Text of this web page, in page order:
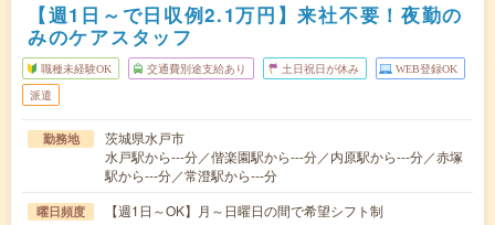
【週1日～で日収例2.1万円】来社不要！夜勤の
みのケアスタッフ
職種未経験OK 交通費別途支給あり 土日祝日が休み WEB登録OK
派遣
勤務地
茨城県水戸市
水戸駅から---分／偕楽園駅から---分／内原駅から---分／赤塚
駅から---分／常澄駅から---分
曜日頻度 【週1日～OK】月～日曜日の間で希望シフト制